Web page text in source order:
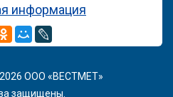
информация
ООО «ВЕСТМЕТ»
защищены.